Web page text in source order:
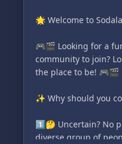
🌟 Welcome to
🎮🎬 Looking for a
community to join?
the place to be! 🎮🎬
✨ Why should you
1️⃣🤔 Uncertain? No
diverse group of